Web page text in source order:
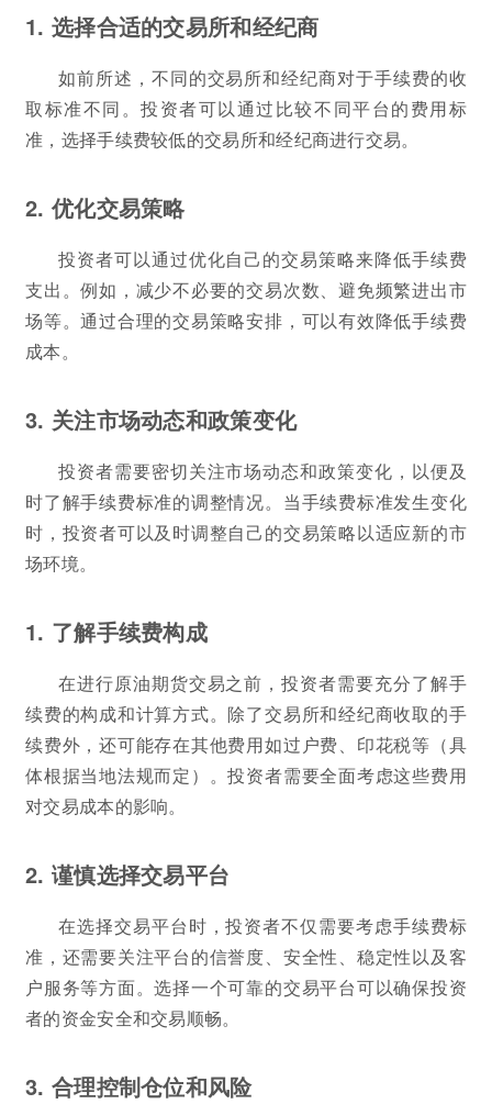
1. 选择合适的交易所和经纪商
如前所述，不同的交易所和经纪商对于手续费的收
取标准不同。投资者可以通过比较不同平台的费用标
准，选择手续费较低的交易所和经纪商进行交易。
2. 优化交易策略
投资者可以通过优化自己的交易策略来降低手续费
支出。例如，减少不必要的交易次数、避免频繁进出市
场等。通过合理的交易策略安排，可以有效降低手续费
成本。
3. 关注市场动态和政策变化
投资者需要密切关注市场动态和政策变化，以便及
时了解手续费标准的调整情况。当手续费标准发生变化
时，投资者可以及时调整自己的交易策略以适应新的市
场环境。
1. 了解手续费构成
在进行原油期货交易之前，投资者需要充分了解手
续费的构成和计算方式。除了交易所和经纪商收取的手
续费外，还可能存在其他费用如过户费、印花税等（具
体根据当地法规而定）。投资者需要全面考虑这些费用
对交易成本的影响。
2. 谨慎选择交易平台
在选择交易平台时，投资者不仅需要考虑手续费标
准，还需要关注平台的信誉度、安全性、稳定性以及客
户服务等方面。选择一个可靠的交易平台可以确保投资
者的资金安全和交易顺畅。
3. 合理控制仓位和风险